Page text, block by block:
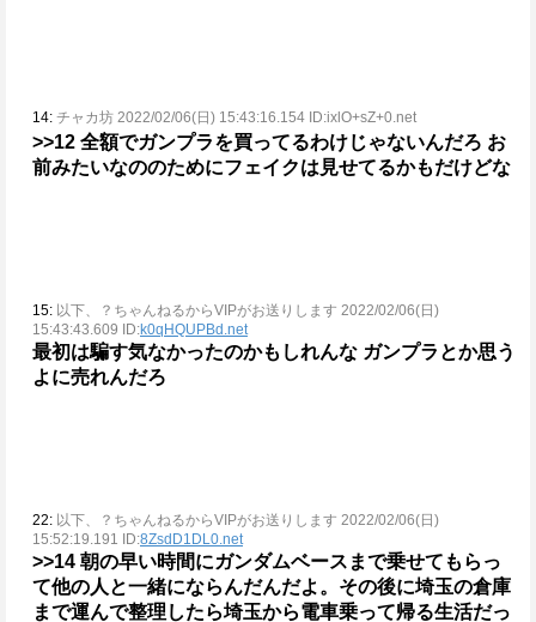
14: チャカ坊 2022/02/06(日) 15:43:16.154 ID:ixlO+sZ+0.net
>>12 全額でガンプラを買ってるわけじゃないんだろ お
前みたいなののためにフェイクは見せてるかもだけどな
15: 以下、？ちゃんねるからVIPがお送りします 2022/02/06(日)
15:43:43.609 ID:k0qHQUPBd.net
最初は騙す気なかったのかもしれんな ガンプラとか思う
よに売れんだろ
22: 以下、？ちゃんねるからVIPがお送りします 2022/02/06(日)
15:52:19.191 ID:8ZsdD1DL0.net
>>14 朝の早い時間にガンダムベースまで乗せてもらっ
て他の人と一緒にならんだんだよ。その後に埼玉の倉庫
まで運んで整理したら埼玉から電車乗って帰る生活だっ